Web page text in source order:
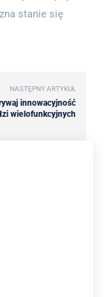
stanie się
NASTĘPNY ARTYKUŁ
innowacyjność
wielofunkcyjnych